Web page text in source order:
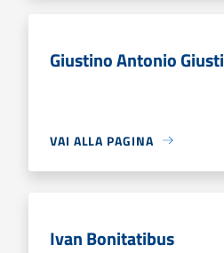
Giustino Antonio Giusti
VAI ALLA PAGINA
Ivan Bonitatibus